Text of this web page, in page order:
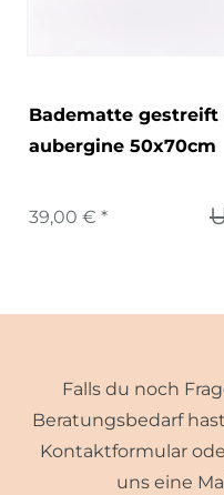
Badematte gestreift
aubergine 50x70cm
39,00 € *
Falls du noch
Beratungsbedarf
Kontaktformular
uns eine